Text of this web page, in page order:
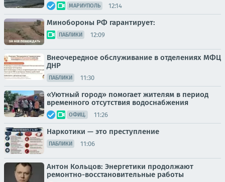
МАРИУПОЛЬ 12:14
Минобороны РФ гарантирует:
ПАБЛИКИ 12:09
Внеочередное обслуживание в отделениях МФЦ
ДНР
ПАБЛИКИ 11:30
«Уютный город» помогает жителям в период
временного отсутствия водоснабжения
ОФИЦ. 11:26
Наркотики — это преступление
ПАБЛИКИ 11:06
Антон Кольцов: Энергетики продолжают
ремонтно-восстановительные работы